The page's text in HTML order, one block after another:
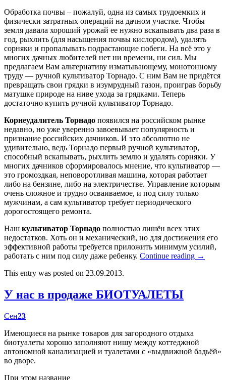
Обработка почвы – пожалуй, одна из самых трудоемких и
физически затратных операций на дачном участке. Чтобы
земля давала хороший урожай ее нужно вскапывать два раза в
год, рыхлить (для насыщения почвы кислородом), удалять
сорняки и пропалывать подрастающие побеги. На всё это у
многих дачных любителей нет ни времени, ни сил. Мы
предлагаем Вам альтернативу изматывающему, монотонному
труду — ручной культиватор Торнадо. С ним Вам не придётся
превращать свои грядки в изумрудный газон, проиграв борьбу
матушке природе на ниве ухода за грядками. Теперь
достаточно купить ручной культиватор Торнадо.
Корнеудалитель Торнадо появился на российском рынке
недавно, но уже уверенно завоевывает популярность и
признание российских дачников. И это абсолютно не
удивительно, ведь Торнадо первый ручной культиватор,
способный вскапывать, рыхлить землю и удалять сорняки. У
многих дачников сформировалось мнение, что культиватор —
это громоздкая, неповоротливая машина, которая работает
либо на бензине, либо на электричестве. Управление которым
очень сложное и трудно осваиваемое, и под силу только
мужчинам, а сам культиватор требует периодического
дорогостоящего ремонта.
Наш культиватор Торнадо полностью лишён всех этих
недостатков. Хоть он и механический, но для достижения его
эффективной работы требуется приложить минимум усилий,
работать с ним под силу даже ребенку. Continue reading →
This entry was posted on 23.09.2013.
У нас в продаже БИОТУАЛЕТЫ
Сен23
Имеющиеся на рынке товаров для загородного отдыха
биотуалеты хорошо заполняют нишу между коттеджной
автономной канализацией и туалетами с «выдвижной бадьёй»
во дворе.
При этом название